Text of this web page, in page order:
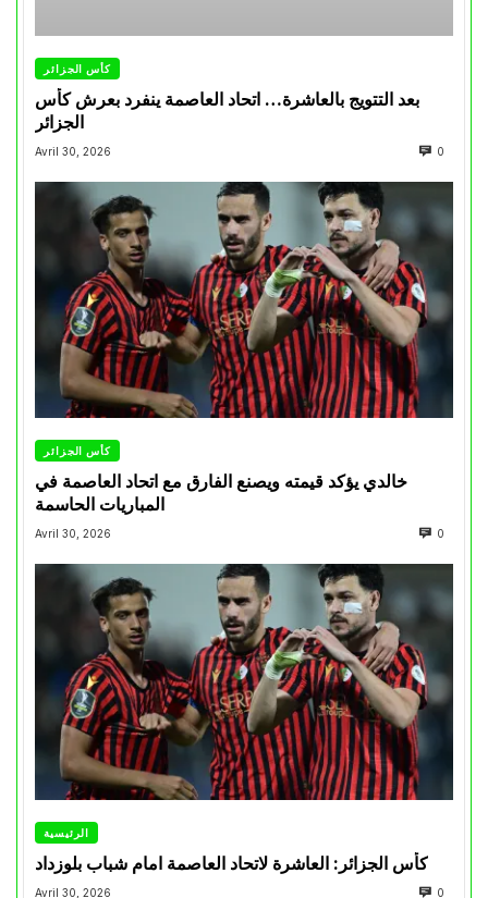
كأس الجزائر
بعد التتويج بالعاشرة… اتحاد العاصمة ينفرد بعرش كأس
الجزائر
Avril 30, 2026 0
كأس الجزائر
خالدي يؤكد قيمته ويصنع الفارق مع اتحاد العاصمة في
المباريات الحاسمة
Avril 30, 2026 0
الرئيسية
كأس الجزائر: العاشرة لاتحاد العاصمة امام شباب بلوزداد
Avril 30, 2026 0